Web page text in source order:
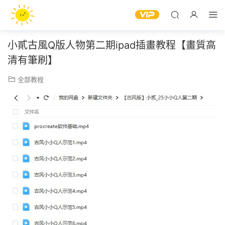
小貳古風Q版人物第二期ipad插畫教程【畫質高
清有筆刷】
全部教程